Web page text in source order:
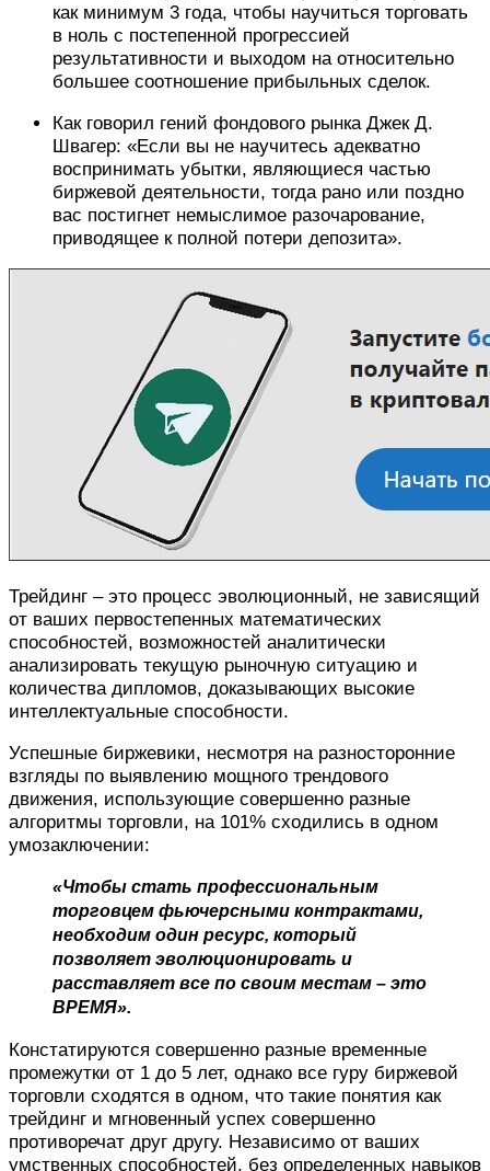
как минимум 3 года, чтобы научиться торговать
в ноль с постепенной прогрессией
результативности и выходом на относительно
большее соотношение прибыльных сделок.
Как говорил гений фондового рынка Джек Д.
Швагер: «Если вы не научитесь адекватно
воспринимать убытки, являющиеся частью
биржевой деятельности, тогда рано или поздно
вас постигнет немыслимое разочарование,
приводящее к полной потери депозита».
Трейдинг – это процесс эволюционный, не зависящий
от ваших первостепенных математических
способностей, возможностей аналитически
анализировать текущую рыночную ситуацию и
количества дипломов, доказывающих высокие
интеллектуальные способности.
Успешные биржевики, несмотря на разносторонние
взгляды по выявлению мощного трендового
движения, использующие совершенно разные
алгоритмы торговли, на 101% сходились в одном
умозаключении:
«Чтобы стать профессиональным
торговцем фьючерсными контрактами,
необходим один ресурс, который
позволяет эволюционировать и
расставляет все по своим местам – это
ВРЕМЯ».
Констатируются совершенно разные временные
промежутки от 1 до 5 лет, однако все гуру биржевой
торговли сходятся в одном, что такие понятия как
трейдинг и мгновенный успех совершенно
противоречат друг другу. Независимо от ваших
умственных способностей, без определенных навыков